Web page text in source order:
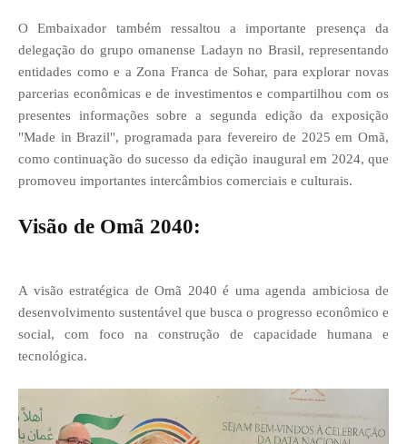
O Embaixador também ressaltou a importante presença da
delegação do grupo omanense Ladayn no Brasil, representando
entidades como e a Zona Franca de Sohar, para explorar novas
parcerias econômicas e de investimentos e compartilhou com os
presentes informações sobre a segunda edição da exposição
"Made in Brazil", programada para fevereiro de 2025 em Omã,
como continuação do sucesso da edição inaugural em 2024, que
promoveu importantes intercâmbios comerciais e culturais.
Visão de Omã 2040:
A visão estratégica de Omã 2040 é uma agenda ambiciosa de
desenvolvimento sustentável que busca o progresso econômico e
social, com foco na construção de capacidade humana e
tecnológica.